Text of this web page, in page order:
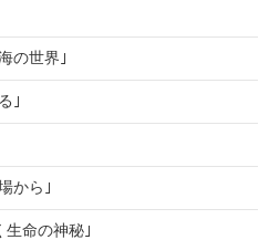
の世界｣
｣
から｣
生命の神秘｣